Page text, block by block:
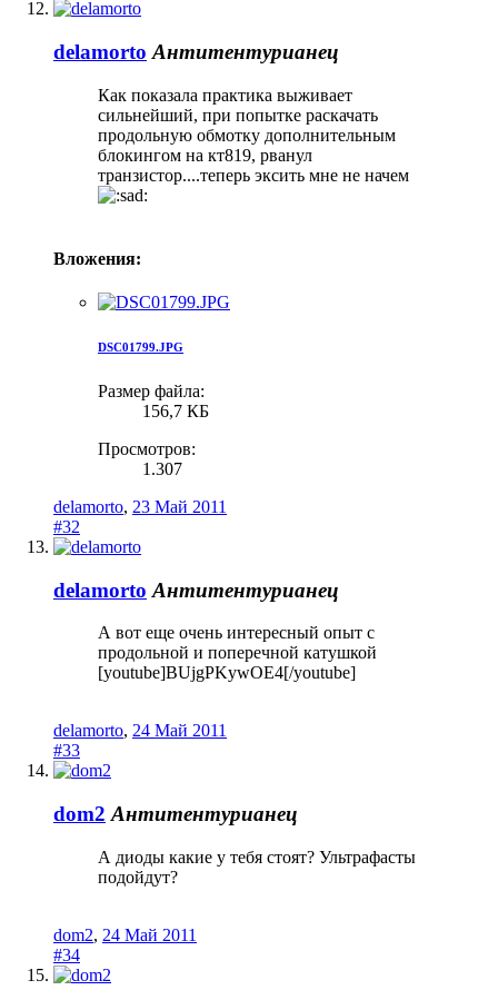
delamorto Антитентурианец
Как показала практика выживает
сильнейший, при попытке раскачать
продольную обмотку дополнительным
блокингом на кт819, рванул
транзистор....теперь эксить мне не начем
Вложения:
DSC01799.JPG
Размер файла:
156,7 КБ
Просмотров:
1.307
delamorto, 23 Май 2011
#32
delamorto Антитентурианец
А вот еще очень интересный опыт с
продольной и поперечной катушкой
[youtube]BUjgPKywOE4[/youtube]
delamorto, 24 Май 2011
#33
dom2 Антитентурианец
А диоды какие у тебя стоят? Ультрафасты
подойдут?
dom2, 24 Май 2011
#34